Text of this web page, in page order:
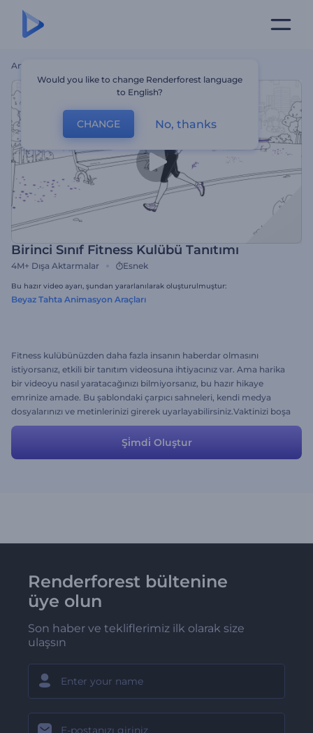
Ana Sayfa
Birinci Sınıf Fitness Kulübü Tanıtımı
4M+ Dışa Aktarmalar Esnek
Bu hazır video ayarı, şundan yararlanılarak oluşturulmuştur:
Beyaz Tahta Animasyon Araçları
Fitness kulübünüzden daha fazla insanın haberdar olmasını
istiyorsanız, etkili bir tanıtım videosuna ihtiyacınız var. Ama harika
bir videoyu nasıl yaratacağınızı bilmiyorsanız, bu hazır hikaye
emrinize amade. Bu şablondaki çarpıcı sahneleri, kendi medya
dosyalarınızı ve metinlerinizi girerek uyarlayabilirsiniz.Vaktinizi boşa
harcamayın. videonuzu bugün hazırlayın.
Şi̇mdi̇ Oluştur
Renderforest bültenine
üye olun
Son haber ve tekliflerimiz ilk olarak size
ulaşsın
Would you like to change Renderforest language
to English?
CHANGE No, thanks